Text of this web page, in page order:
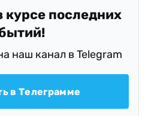
курсе последних
наш канал в Telegram
в Телеграмме